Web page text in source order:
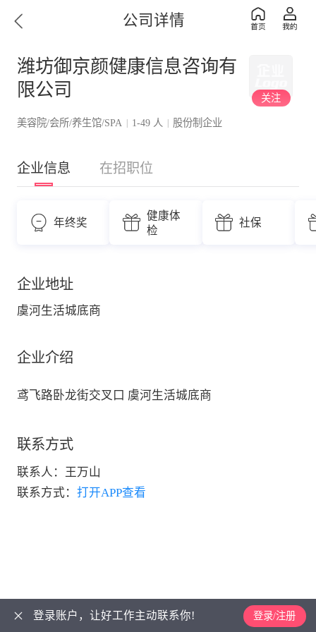
公司详情
潍坊御京颜健康信息咨询有
限公司
美容院/会所/养生馆/SPA | 1-49 人 | 股份制企业
关注
企业信息 在招职位
年终奖
健康体
检
社保
企业地址
虞河生活城底商
企业介绍
鸢飞路卧龙街交叉口 虞河生活城底商
联系方式
联系人： 王万山
联系方式： 打开APP查看
登录账户，让好工作主动联系你! 登录/注册